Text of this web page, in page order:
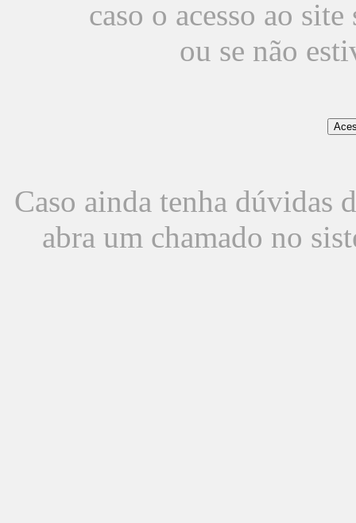
caso o acesso ao
ou se não
Caso ainda tenha dúvidas
abra um chamado no